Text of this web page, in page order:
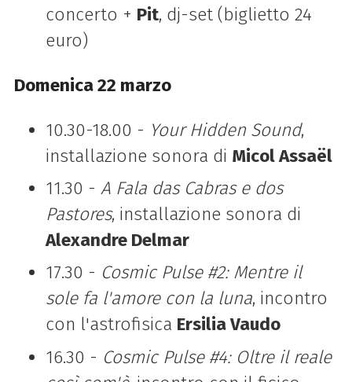
concerto + Pit, dj-set (biglietto 24
euro)
Domenica 22 marzo
10.30-18.00 - Your Hidden Sound,
installazione sonora di Micol Assaël
11.30 - A Fala das Cabras e dos
Pastores, installazione sonora di
Alexandre Delmar
17.30 - Cosmic Pulse #2: Mentre il
sole fa l'amore con la luna, incontro
con l'astrofisica Ersilia Vaudo
16.30 - Cosmic Pulse #4: Oltre il reale